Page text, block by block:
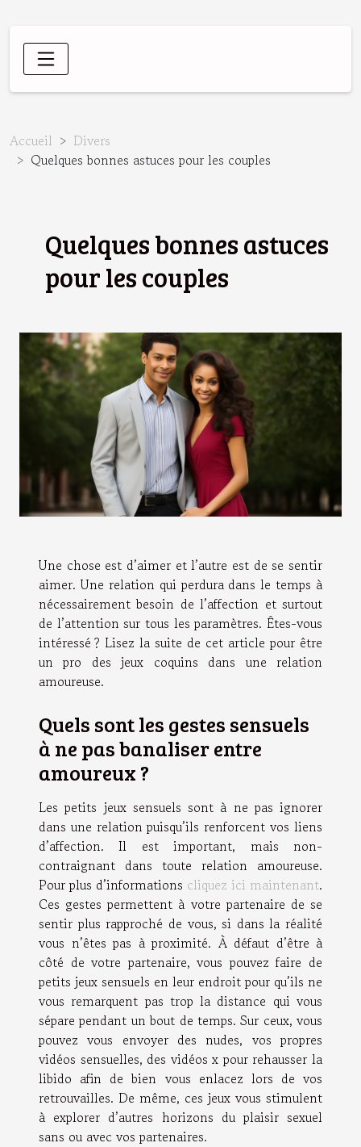
Accueil
Divers
Quelques bonnes astuces pour les couples
Quelques bonnes astuces
pour les couples
Une chose est d’aimer et l’autre est de se sentir
aimer. Une relation qui perdura dans le temps à
nécessairement besoin de l’affection et surtout
de l’attention sur tous les paramètres. Êtes-vous
intéressé ? Lisez la suite de cet article pour être
un pro des jeux coquins dans une relation
amoureuse.
Quels sont les gestes sensuels
à ne pas banaliser entre
amoureux ?
Les petits jeux sensuels sont à ne pas ignorer
dans une relation puisqu’ils renforcent vos liens
d’affection. Il est important, mais non-
contraignant dans toute relation amoureuse.
Pour plus d’informations cliquez ici maintenant.
Ces gestes permettent à votre partenaire de se
sentir plus rapproché de vous, si dans la réalité
vous n’êtes pas à proximité. À défaut d’être à
côté de votre partenaire, vous pouvez faire de
petits jeux sensuels en leur endroit pour qu’ils ne
vous remarquent pas trop la distance qui vous
sépare pendant un bout de temps. Sur ceux, vous
pouvez vous envoyer des nudes, vos propres
vidéos sensuelles, des vidéos x pour rehausser la
libido afin de bien vous enlacez lors de vos
retrouvailles. De même, ces jeux vous stimulent
à explorer d’autres horizons du plaisir sexuel
sans ou avec vos partenaires.